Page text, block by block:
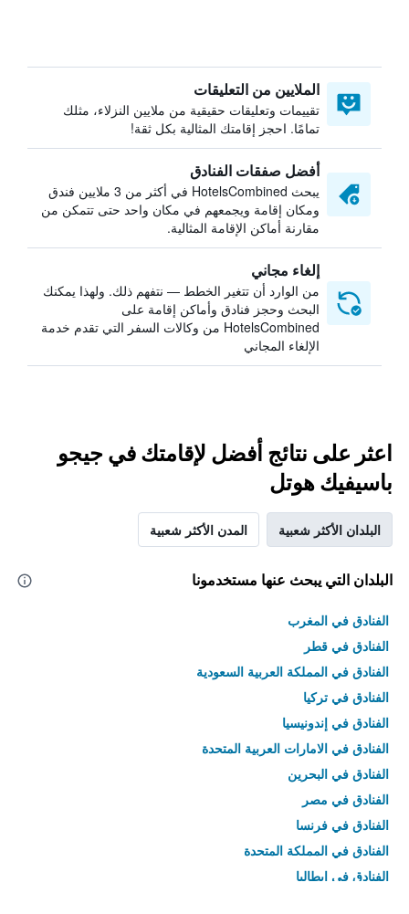
الملايين من التعليقات
تقييمات وتعليقات حقيقية من ملايين النزلاء، مثلك
تمامًا. احجز إقامتك المثالية بكل ثقة!
أفضل صفقات الفنادق
يبحث HotelsCombined في أكثر من 3 ملايين فندق
ومكان إقامة ويجمعهم في مكان واحد حتى تتمكن من
مقارنة أماكن الإقامة المثالية.
إلغاء مجاني
من الوارد أن تتغير الخطط — نتفهم ذلك. ولهذا يمكنك
البحث وحجز فنادق وأماكن إقامة على
HotelsCombined من وكالات السفر التي تقدم خدمة
الإلغاء المجاني
اعثر على نتائج أفضل لإقامتك في جيجو
باسيفيك هوتل
البلدان الأكثر شعبية المدن الأكثر شعبية
البلدان التي يبحث عنها مستخدمونا
الفنادق في المغرب
الفنادق في قطر
الفنادق في المملكة العربية السعودية
الفنادق في تركيا
الفنادق في إندونيسيا
الفنادق في الامارات العربية المتحدة
الفنادق في البحرين
الفنادق في مصر
الفنادق في فرنسا
الفنادق في المملكة المتحدة
الفنادق في إيطاليا